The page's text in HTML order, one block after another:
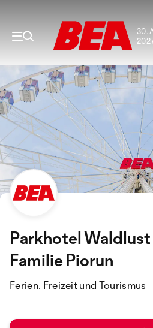
30.
Parkhotel Waldlust
Familie Piorun
Ferien, Freizeit und Tourismus